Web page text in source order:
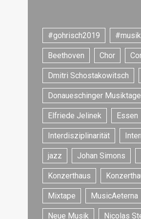
#gohrisch2019
Beethoven Chor
Dmitri Schostakowitsch
Donaueschinger Musiktage
Elfriede Jelinek Essen
Interdisziplinarität
jazz Johan Simons
Konzerthaus
Mixtape MusicAeterna
Neue Musik Nicolas